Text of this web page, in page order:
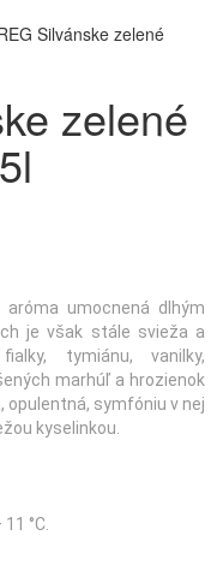
Silvánske zelené
zelené
umocnená dlhým
je však stále svieža a
tymiánu, vanilky,
marhúľ a hrozienok
opulentná, symfóniu v nej
kyselinkou.
°C.